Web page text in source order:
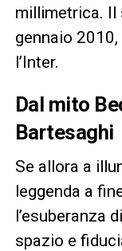
millimetrica. Il
gennaio
l’Inter.
Dal mito
Bartesaghi
Se allora a
leggenda a
l’esuberanza
spazio e